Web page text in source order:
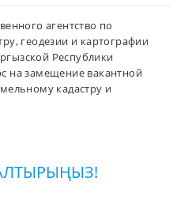
агентство по
геодезии и картографии
Республики
на замещение вакантной
кадастру и